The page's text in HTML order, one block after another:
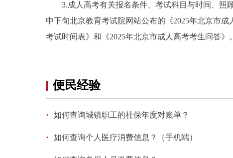
3.成人高考有关报名条件、考试科目与时间、照
中下旬北京教育考试院网站公布的《2025年北京市
考试时间表》和《2025年北京市成人高考考生问答》。
便民经验
· 如何查询城镇职工的社保年度对账单？
· 如何查询个人医疗消费信息？（手机端）